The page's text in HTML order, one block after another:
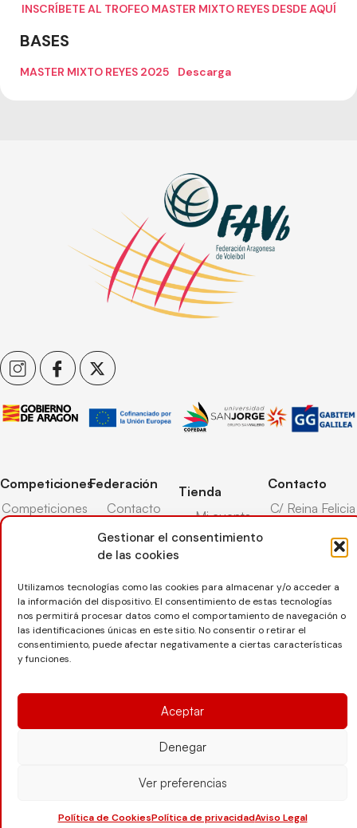
Gestionar el consentimiento
de las cookies
Utilizamos tecnologías como las cookies para almacenar y/o acceder a
la información del dispositivo. El consentimiento de estas tecnologías
nos permitirá procesar datos como el comportamiento de navegación o
las identificaciones únicas en este sitio. No consentir o retirar el
consentimiento, puede afectar negativamente a ciertas características
y funciones.
Aceptar
Denegar
Ver preferencias
Política de CookiesPolítica de privacidadAviso Legal
INSCRÍBETE AL TROFEO MASTER MIXTO REYES DESDE AQUÍ
BASES
MASTER MIXTO REYES 2025 Descarga
Competiciones
Competiciones
Competiciones
Nieve
Federación
Contacto
Transparencia
Árbitros
Entrenadores
Seguro
deportivo
Tienda
Mi cuenta
Carrito
Pasarela pago
Devoluciones
Contacto
C/ Reina Felicia
50003,
Zaragoza
976 73 08 41
Desarrollado porTOOOLS
Política de CookiesPolítica de Privacidad